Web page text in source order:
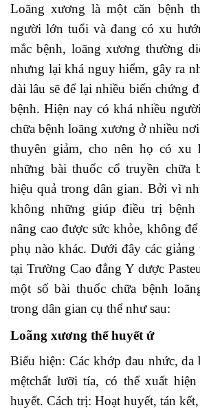
Loãng xương là một căn bệnh
người lớn tuổi và đang có xu
mắc bệnh, loãng xương thường
nhưng lại khá nguy hiểm, gây ra
dài lâu sẽ để lại nhiều biến chứng
bệnh. Hiện nay có khá nhiều
chữa bệnh loãng xương ở nhiều
thuyên giảm, cho nên họ có xu
những bài thuốc cổ truyền chữa
hiệu quả trong dân gian. Bởi vì
không những giúp điều trị bệnh
nâng cao được sức khỏe, không
phụ nào khác. Dưới đây các
tại Trường Cao đẳng Y dược
một số bài thuốc chữa bệnh
trong dân gian cụ thể như sau:
Loãng xương thể huyết ứ
Biểu hiện: Các khớp đau nhức, da
mệtchất lưỡi tía, có thể xuất
huyết. Cách trị: Hoạt huyết, tán